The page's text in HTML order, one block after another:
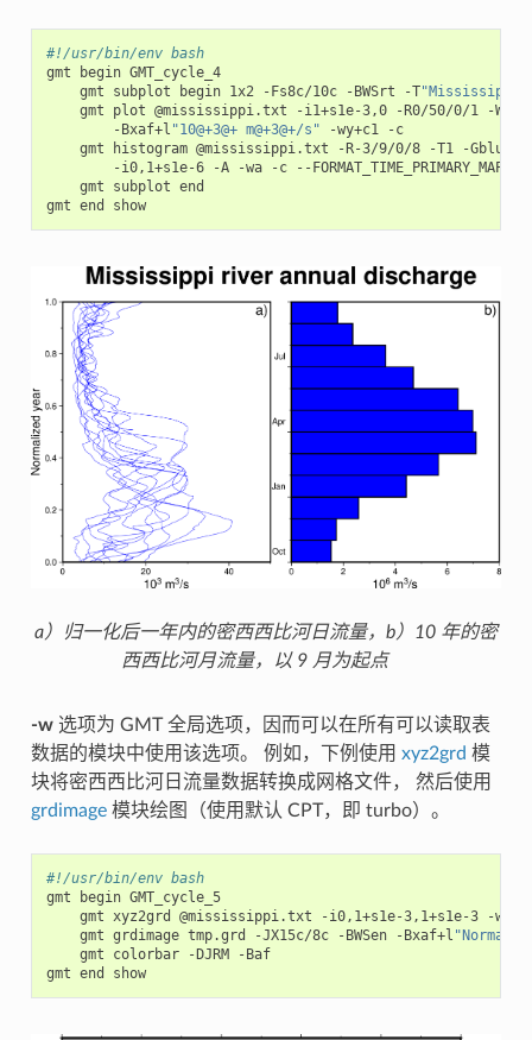
#!/usr/bin/env bash
gmt
begin
GMT_cycle_4
gmt
subplot begin 1x2 -Fs8c/10c -BWSrt -T"Mississippi
gmt
plot @mississippi.txt -i1+s1e-3,0 -R0/50/0/1
-
-Bxaf+l "10@+3@+ m@+3@+/s" -wy+c1
-c
gmt
histogram @mississippi.txt -R-3/9/0/8 -T1 -Gblue
-i0,1+s1e-6
-A -wa -c --FORMAT_TIME_PRIMARY_MAP
gmt
subplot end
gmt end show
a）归一化后一年内的密西西比河日流量，b）10 年的密
西西比河月流量，以 9 月为起点
-w选项为 GMT 全局选项，因而可以在所有可以读取表
数据的模块中使用该选项。 例如，下例使用 xyz2grd 模
块将密西西比河日流量数据转换成网格文件， 然后使用
grdimage模块绘图（使用默认 CPT，即 turbo）。
#!/usr/bin/env bash
gmt
begin
GMT_cycle_5
gmt
xyz2grd @mississippi.txt -i0,1+s1e-3,1+s1e-3 -wy
gmt grdimage tmp.grd -JX15c/8c -BWSen -Bxaf+l
gmt
colorbar -DJRM
-Baf
gmt end show